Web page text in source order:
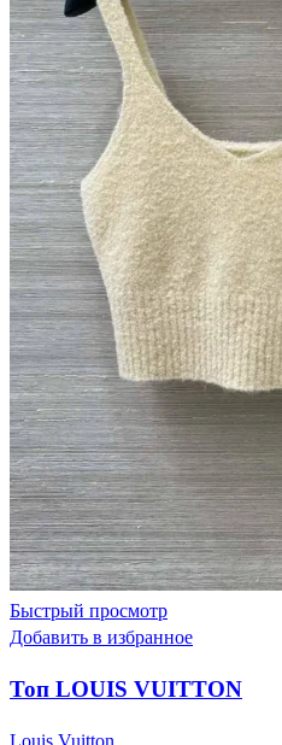
Быстрый просмотр
Добавить в избранное
Топ LOUIS VUITTON
Louis Vuitton